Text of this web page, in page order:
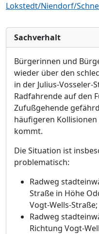
Lokstedt/Niendorf/
Sachverhalt
Bürgerinnen und Bü
wieder über den
in der Julius-Vosseler-
Radfahrende auf den
Zufußgehende gefä
häufigeren
kommt.
Die Situation ist
problematisch:
Radweg
Straße in Höhe
Vogt-Wells-Straße;
Radweg
Richtung Vogt-